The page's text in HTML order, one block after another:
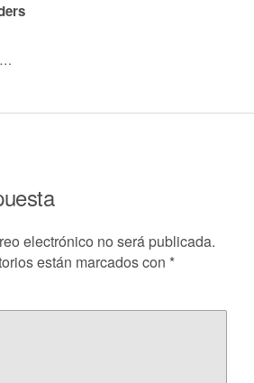
electrónico no será publicada.
están marcados con *